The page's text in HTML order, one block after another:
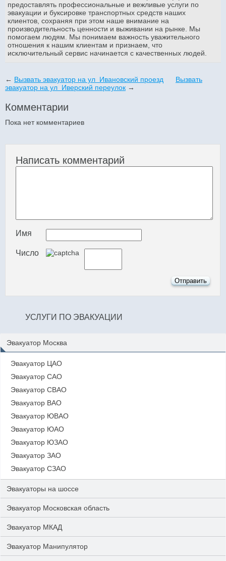
предоставлять профессиональные и вежливые услуги по
эвакуации и буксировке транспортных средств наших
клиентов, сохраняя при этом наше внимание на
производительность ценности и выживании на рынке. Мы
помогаем людям. Мы понимаем важность уважительного
отношения к нашим клиентам и признаем, что
исключительный сервис начинается с качественных людей.
← Вызвать эвакуатор на ул Ивановский проезд
Вызвать
эвакуатор на ул Иверский переулок →
Комментарии
Пока нет комментариев
Написать комментарий
Имя
Число
УСЛУГИ ПО ЭВАКУАЦИИ
Эвакуатор Москва
Эвакуатор ЦАО
Эвакуатор САО
Эвакуатор СВАО
Эвакуатор ВАО
Эвакуатор ЮВАО
Эвакуатор ЮАО
Эвакуатор ЮЗАО
Эвакуатор ЗАО
Эвакуатор СЗАО
Эвакуаторы на шоссе
Эвакуатор Московская область
Эвакуатор МКАД
Эвакуатор Манипулятор